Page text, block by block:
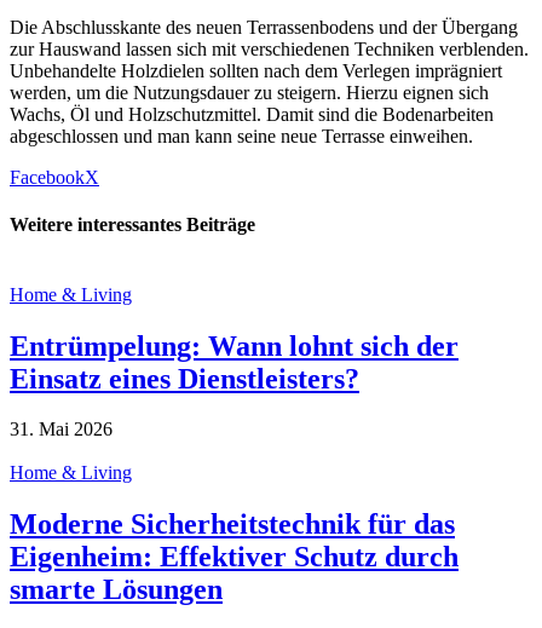
Die Abschlusskante des neuen Terrassenbodens und der Übergang
zur Hauswand lassen sich mit verschiedenen Techniken verblenden.
Unbehandelte Holzdielen sollten nach dem Verlegen imprägniert
werden, um die Nutzungsdauer zu steigern. Hierzu eignen sich
Wachs, Öl und Holzschutzmittel. Damit sind die Bodenarbeiten
abgeschlossen und man kann seine neue Terrasse einweihen.
FacebookX
Weitere interessantes Beiträge
Home & Living
Entrümpelung: Wann lohnt sich der
Einsatz eines Dienstleisters?
31. Mai 2026
Home & Living
Moderne Sicherheitstechnik für das
Eigenheim: Effektiver Schutz durch
smarte Lösungen